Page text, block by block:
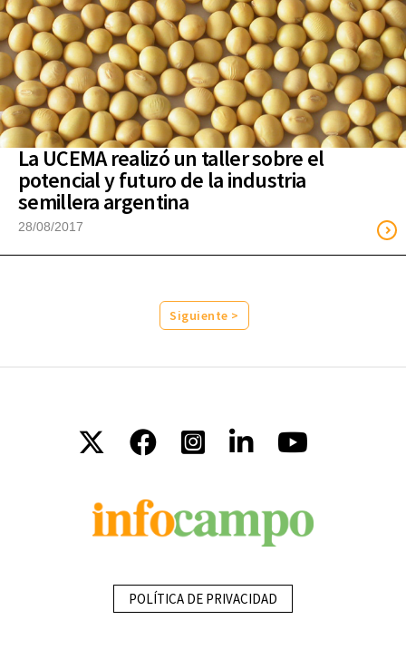
La UCEMA realizó un taller sobre el
potencial y futuro de la industria
semillera argentina
28/08/2017
Siguiente >
POLÍTICA DE PRIVACIDAD